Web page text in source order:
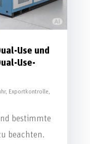
Use und
Use-
, Exportkontrolle
bestimmte
beachten.